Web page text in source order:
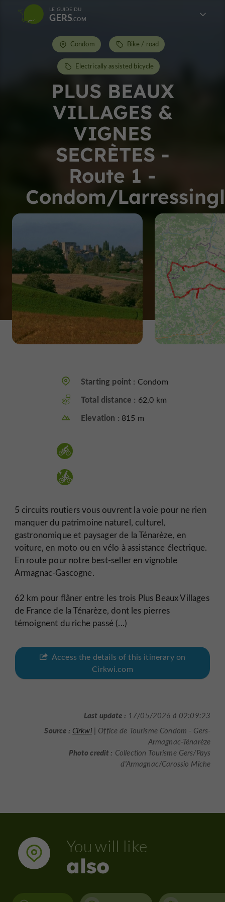
LE GUIDE DU
GERS
PLUS BEAUX
VILLAGES &
VIGNES
SECRÈTES -
Route 1 -
Condom/
Condom Bike / road
Electrically assisted bicycle
Starting point : Condom
Total distance : 62,0 km
Elevation : 815 m
5 circuits routiers vous ouvrent la voie pour ne rien
manquer du patrimoine naturel, culturel,
gastronomique et paysager de la Ténarèze, en
voiture, en moto ou en vélo à assistance électrique.
En route pour notre best-seller en vignoble
Armagnac-Gascogne.
62 km pour flâner entre les trois Plus Beaux Villages
de France de la Ténarèze, dont les pierres
témoignent du riche passé (...)
Access the details of this itinerary on
Cirkwi.com
Last update : 17/05/2026 à 02:09:23
Source : Cirkwi| Office de Tourisme Condom - Gers-
Armagnac-Ténarèze
Photo credit : Collection Tourisme Gers/Pays
d'Armagnac/Carossio Miche
You will like
also